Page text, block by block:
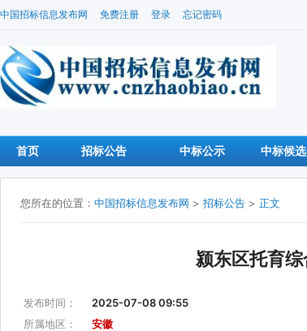
中国招标信息发布网 免费注册 登录 忘记密码
首页 招标公告 中标公示 中标候
您所在的位置： 中国招标信息发布网 > 招标公告 > 正文
颍东区托育
发布时间：
2025-07-08 09:55
所属地区：
安徽